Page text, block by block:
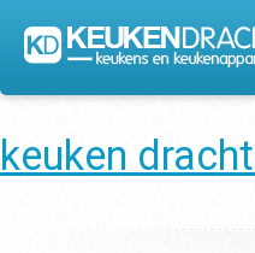
keuken